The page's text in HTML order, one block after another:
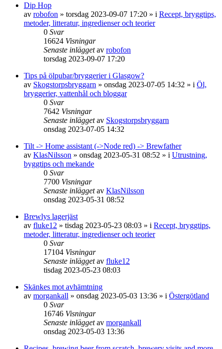
Dip Hop
av robofon » torsdag 2023-09-07 17:20 » i Recept, bryggtips,
metoder, litteratur, ingredienser och teorier
0 Svar
16624 Visningar
Senaste inläggetav robofon
torsdag 2023-09-07 17:20
Tips på ölpubar/bryggerier i Glasgow?
av Skogstorpsbryggarn » onsdag 2023-07-05 14:32 » i Öl,
bryggerier, vattenhål och bloggar
0 Svar
7642 Visningar
Senaste inläggetav Skogstorpsbryggarn
onsdag 2023-07-05 14:32
Tilt -> Home assistant (->Node red) -> Brewfather
av KlasNilsson » onsdag 2023-05-31 08:52 » i Utrustning,
byggtips och mekande
0 Svar
7700 Visningar
Senaste inläggetav KlasNilsson
onsdag 2023-05-31 08:52
Brewlys lagerjäst
av fluke12 » tisdag 2023-05-23 08:03 » i Recept, bryggtips,
metoder, litteratur, ingredienser och teorier
0 Svar
17104 Visningar
Senaste inläggetav fluke12
tisdag 2023-05-23 08:03
Skänkes mot avhämtning
av morgankall » onsdag 2023-05-03 13:36 » i Östergötland
0 Svar
16746 Visningar
Senaste inläggetav morgankall
onsdag 2023-05-03 13:36